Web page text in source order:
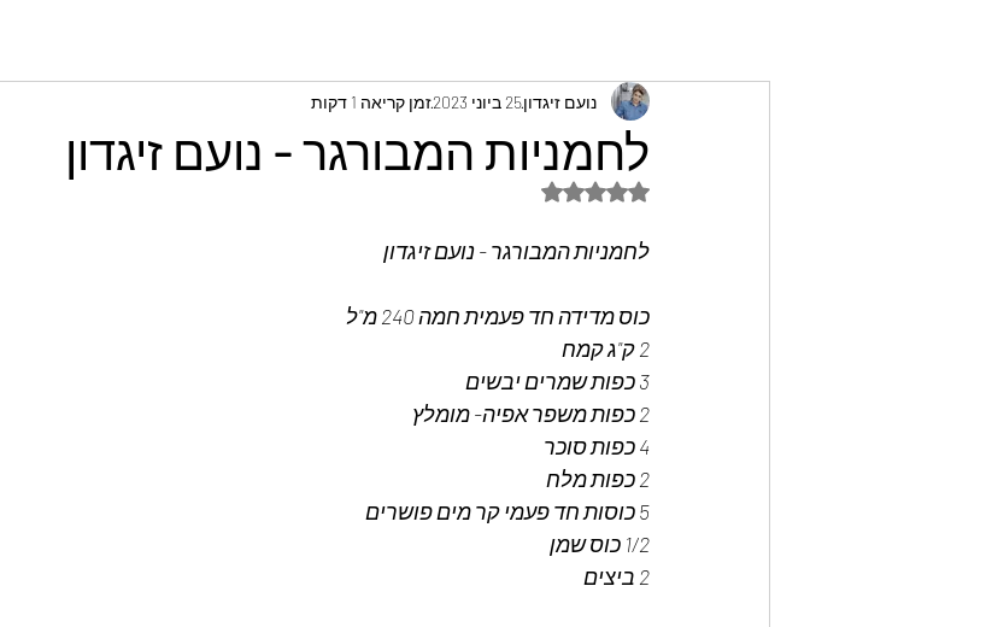
לחמניות המבורגר - נועם זיגדון
נועם זיגדון25 ביוני 2023 זמן קריאה 1 דקות
דירוג של NaN מתוך 5 כוכבים
לחמניות המבורגר - נועם זיגדון
כוס מדידה חד פעמית חמה 240 מ"ל
2 ק"ג קמח
3 כפות שמרים יבשים
2 כפות משפר אפיה- מומלץ
4 כפות סוכר
2 כפות מלח
5 כוסות חד פעמי קר מים פושרים
1/2 כוס שמן
2 ביצים